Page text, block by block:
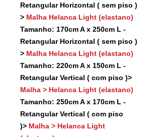
Retangular Horizontal ( sem piso )
> Malha Helanca Light (elastano)
Tamanho: 170cm A x 250cm L -
Retangular Horizontal ( sem piso )
> Malha Helanca Light (elastano)
Tamanho: 220cm A x 150cm L -
Retangular Vertical ( com piso )>
Malha > Helanca Light (elastano)
Tamanho: 250cm A x 170cm L -
Retangular Vertical ( com piso
)> Malha > Helanca Light